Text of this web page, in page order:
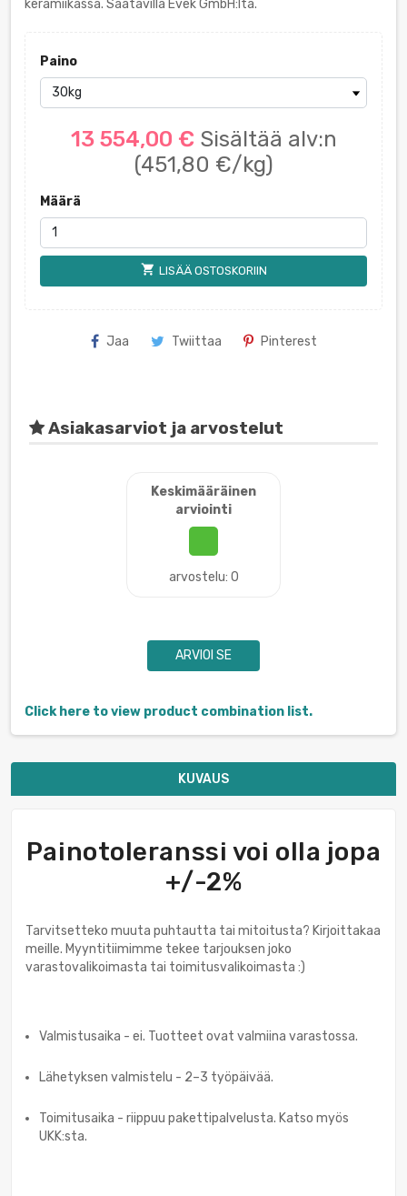
keramiikassa. Saatavilla Evek GmbH:lta.
Paino
13 554,00 € Sisältää alv:n
(451,80 €/kg)
Määrä
shopping_cart LISÄÄ OSTOSKORIIN
Jaa Twiittaa Pinterest
Asiakasarviot ja arvostelut
Keskimääräinen
arviointi
arvostelu: 0
ARVIOI SE
Click here to view product combination list.
KUVAUS
Painotoleranssi voi olla jopa
+/-2%
Tarvitsetteko muuta puhtautta tai mitoitusta? Kirjoittakaa
meille. Myyntitiimimme tekee tarjouksen joko
varastovalikoimasta tai toimitusvalikoimasta :)
Valmistusaika - ei. Tuotteet ovat valmiina varastossa.
Lähetyksen valmistelu - 2–3 työpäivää.
Toimitusaika - riippuu pakettipalvelusta. Katso myös
UKK:sta.